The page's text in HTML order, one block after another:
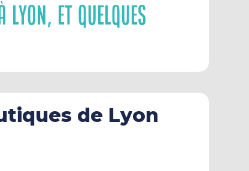
Et Quelques
de Lyon